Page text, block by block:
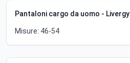
Pantaloni cargo da uomo - Livergy
Misure: 46-54